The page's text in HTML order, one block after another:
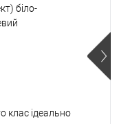
біло-
клас ідеально